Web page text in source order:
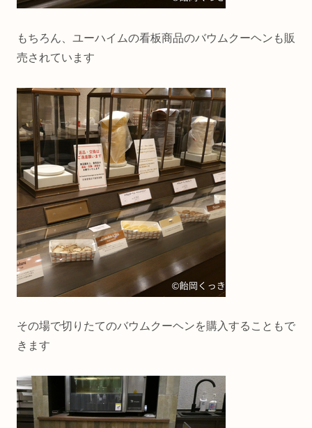
もちろん、ユーハイムの看板商品のバウムクーヘンも販
売されています
その場で切りたてのバウムクーヘンを購入することもで
きます